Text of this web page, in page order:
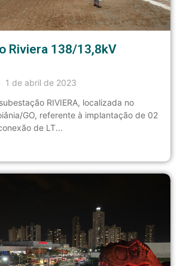
Riviera 138/13,8kV
1 de abril de 2023
RIVIERA, localizada no
GO, referente à implantação de 02
de LT...